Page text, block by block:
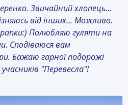
Звичайний хлопець...
від інших... Можливо.
Полюбляю гуляти на
Сподіваюся вам
Бажаю гарної подорожі
"Перевесла"!